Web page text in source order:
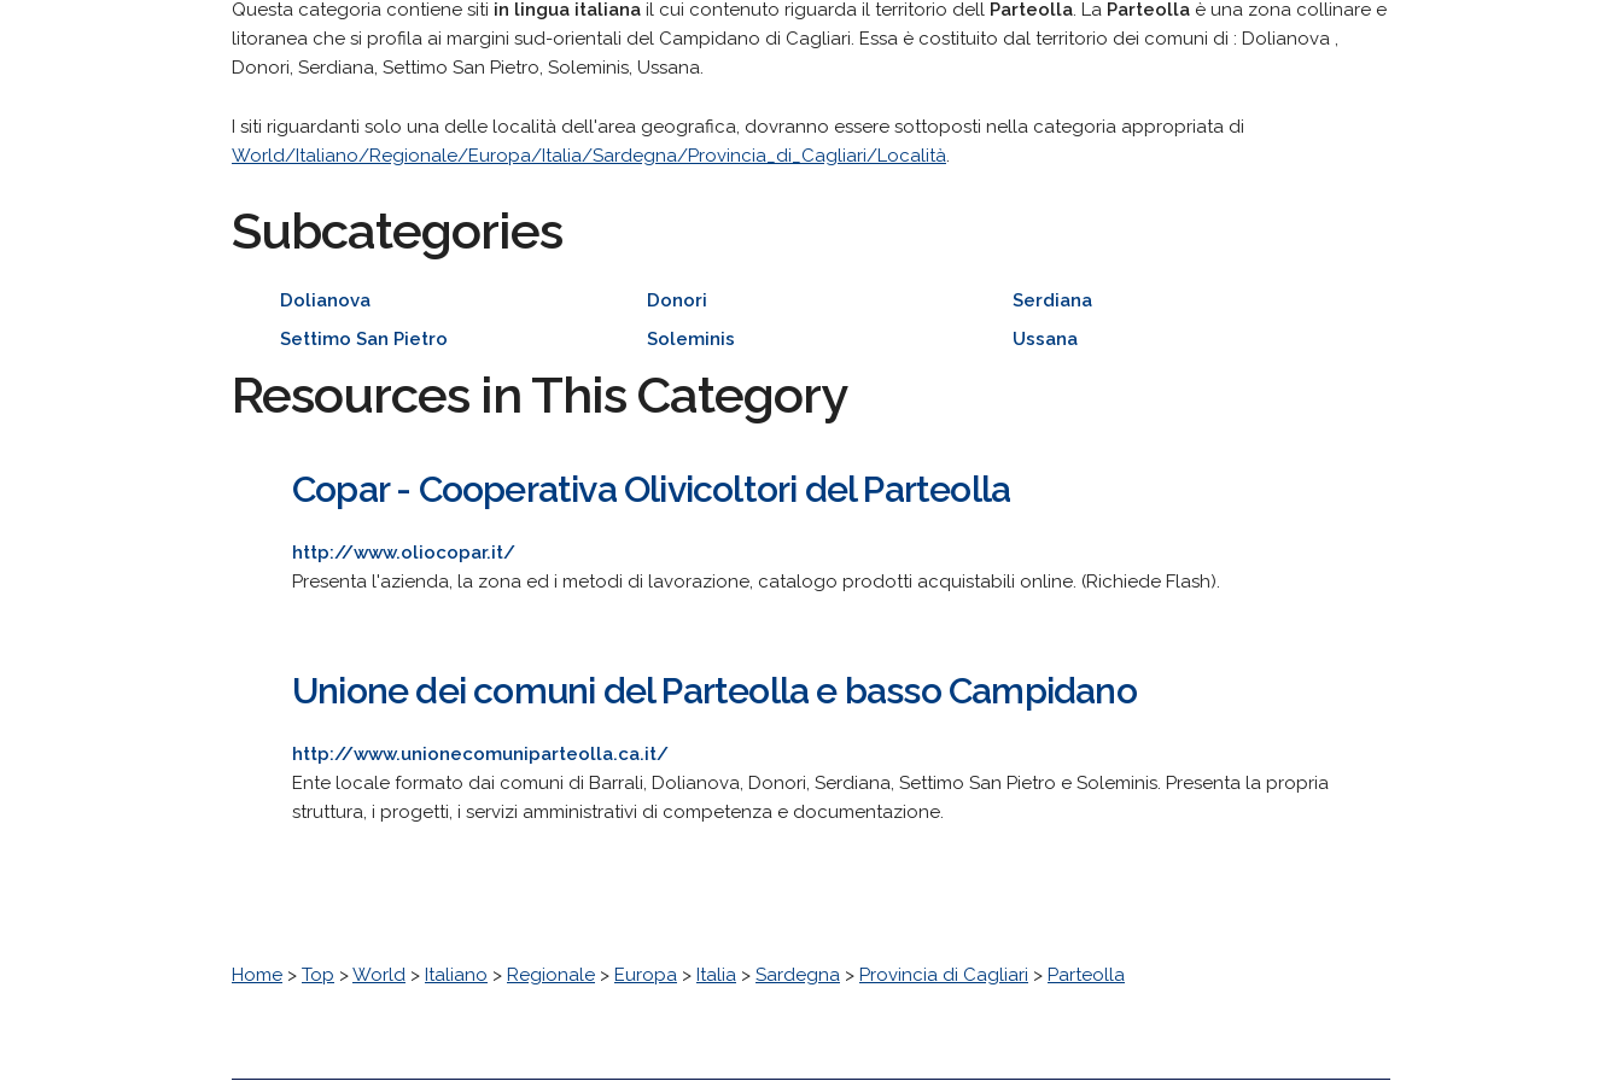
Questa categoria contiene siti in lingua italiana il cui contenuto riguarda il territorio dell Parteolla. La Parteolla è una zona collinare e
litoranea che si profila ai margini sud-orientali del Campidano di Cagliari. Essa è costituito dal territorio dei comuni di : Dolianova ,
Donori, Serdiana, Settimo San Pietro, Soleminis, Ussana.
I siti riguardanti solo una delle località dell'area geografica, dovranno essere sottoposti nella categoria appropriata di
World/Italiano/Regionale/Europa/Italia/Sardegna/Provincia_di_Cagliari/Località.
Subcategories
Dolianova Donori
Serdiana
Settimo San Pietro
Soleminis Ussana
Resources in This Category
Copar - Cooperativa Olivicoltori del Parteolla
http://www.oliocopar.it/
Presenta l'azienda, la zona ed i metodi di lavorazione, catalogo prodotti acquistabili online. (Richiede Flash).
Unione dei comuni del Parteolla e basso Campidano
http://www.unionecomuniparteolla.ca.it/
Ente locale formato dai comuni di Barrali, Dolianova, Donori, Serdiana, Settimo San Pietro e Soleminis. Presenta la propria
struttura, i progetti, i servizi amministrativi di competenza e documentazione.
Home > Top >World > Italiano > Regionale > Europa > Italia > Sardegna > Provincia di Cagliari > Parteolla